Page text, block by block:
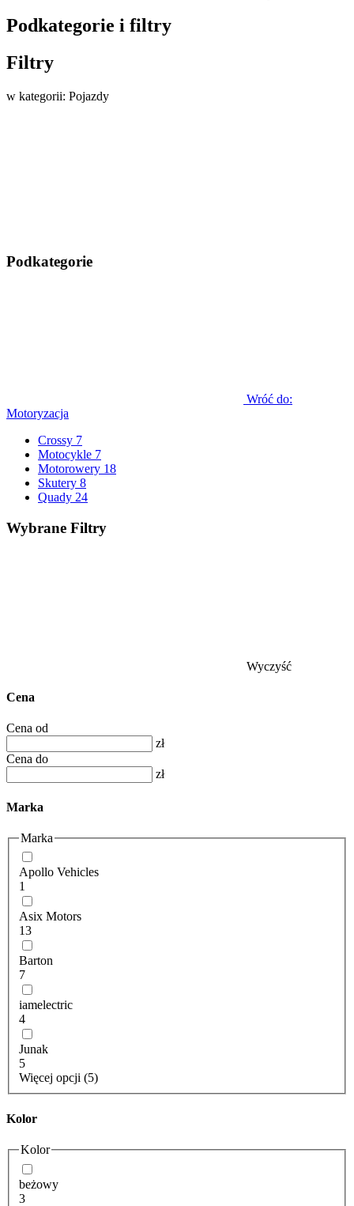
Podkategorie i filtry
Filtry
w kategorii: Pojazdy
Podkategorie
Wróć do:
Motoryzacja
Crossy 7
Motocykle 7
Motorowery 18
Skutery 8
Quady 24
Wybrane Filtry
Wyczyść
Cena
Cena od
zł
Cena do
zł
Marka
Marka
Apollo Vehicles
1
Asix Motors
13
Barton
7
iamelectric
4
Junak
5
Więcej opcji (5)
Kolor
Kolor
beżowy
3